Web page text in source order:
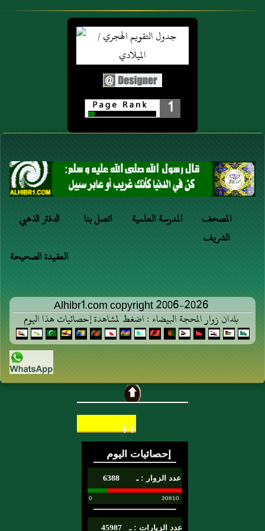
1
الدفتر الذهبي اتصل بنا المدرسة العلمية
المصحف
الشريف
العقيدة الصحيحة
Alhibr1.com copyright 2006-2026
بلدان زوار المحجة البيضاء : اضغط لمشاهدة إحصائيات هذا اليوم
++